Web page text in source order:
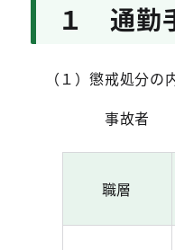
１ 通勤
（１）懲戒処分の
事故者
職層